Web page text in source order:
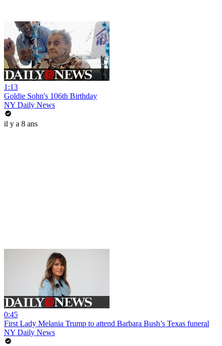
1:13
Goldie Sohn's 106th Birthday
NY Daily News
il y a 8 ans
0:45
First Lady Melania Trump to attend Barbara Bush’s Texas funeral
NY Daily News